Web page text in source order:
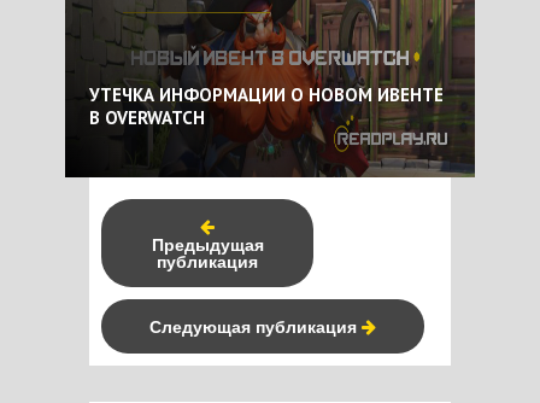
УТЕЧКА ИНФОРМАЦИИ О НОВОМ ИВЕНТЕ
В OVERWATCH
Предыдущая
публикация
Следующая публикация